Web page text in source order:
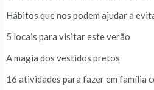
Hábitos que nos podem ajudar a
5 locais para visitar este verão
A magia dos vestidos pretos
16 atividades para fazer em família